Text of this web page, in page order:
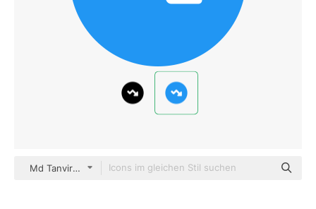
Md Tanvirul Haque Flat